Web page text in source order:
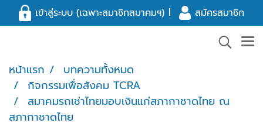
เข้าสู่ระบบ (เฉพาะสมาชิกสมาคมฯ) l สมัครสมาชิก
หน้าแรก
บทความทั้งหมด
กิจกรรมเพื่อสังคม TCRA
สมาคมรถเช่าไทยมอบเงินแก่สภากาชาดไทย ณ
สภากาชาดไทย